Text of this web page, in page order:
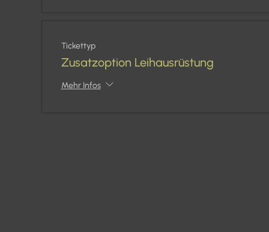
Tickettyp
Zusatzoption Leihausrüstung
Mehr Infos